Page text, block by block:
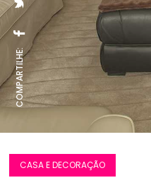
COMPARTILHE:
CASA E DECORAÇÃO